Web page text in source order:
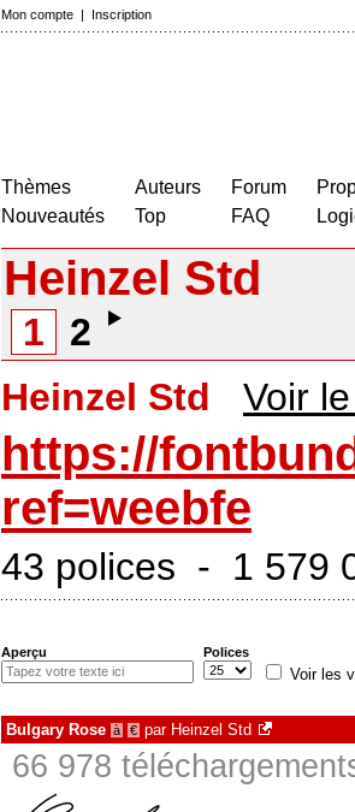
Mon compte | Inscription
Thèmes
Nouveautés
Auteurs
Top
Forum
FAQ
Heinzel Std
1
2
Heinzel Std
Voir
https://
ref=weebfe
43 polices - 1 579
Aperçu Polices
Voir les
Bulgary Rose à € par Heinzel Std
66 978